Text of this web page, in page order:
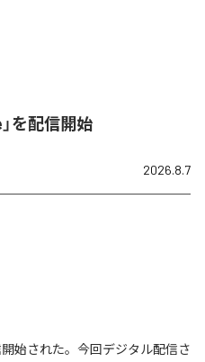
を配信開始
2026.8.7
開始された。今回デジタル配信さ